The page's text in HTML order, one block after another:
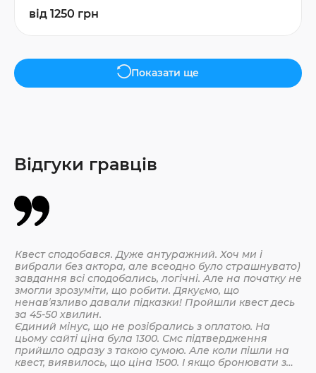
від 1250 грн
Показати ще
Відгуки гравців
Квест сподобався. Дуже антуражний. Хоч ми і
вибрали без актора, але всеодно було страшнувато)
завдання всі сподобались, логічні. Але на початку не
змогли зрозуміти, що робити. Дякуємо, що
ненавʼязливо давали підказки! Пройшли квест десь
за 45-50 хвилин.
Єдиний мінус, що не розібрались з оплатою. На
цьому сайті ціна була 1300. Смс підтвердження
прийшло одразу з такою сумою. Але коли пішли на
квест, виявилось, що ціна 1500. І якщо бронювати з